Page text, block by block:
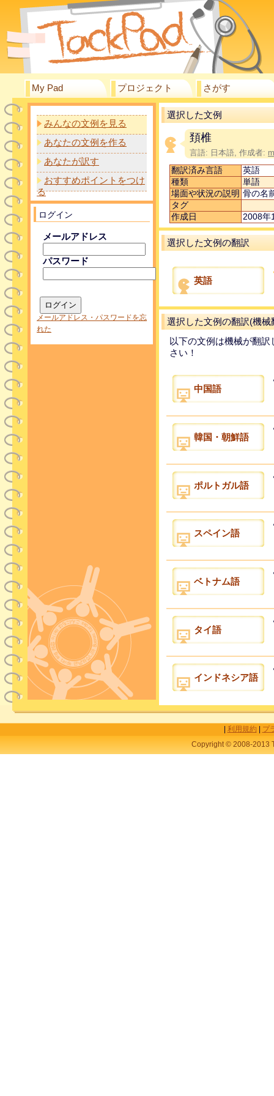
My Pad プロジェクト さがす
みんなの文例を見る
あなたの文例を作る
あなたが訳す
おすすめポイントをつけ
る
ログイン
メールアドレス
パスワード
メールアドレス・パスワードを忘
れた
選択した文例
頚椎
言語: 日本語, 作成者:
翻訳済み言語
英語
種類
単語
場面や状況の説明 骨の名
タグ
作成日
2008年
選択した文例の翻訳
英語
選択した文例の翻訳(機械
以下の文例は機械が翻
さい！
中国語
韓国・朝鮮語
ポルトガル語
スペイン語
ベトナム語
タイ語
インドネシア語
利用規約
プ
Copyright © 2008-2013